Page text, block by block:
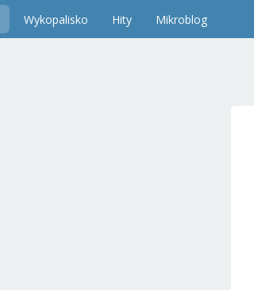
Wykopalisko Hity Mikroblog